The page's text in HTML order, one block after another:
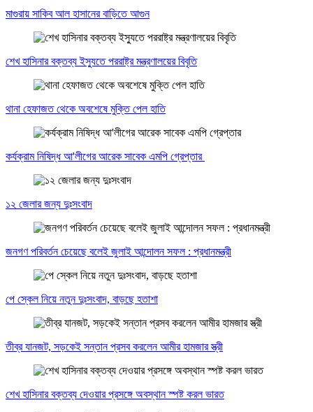
মাগুরায় সাকিব আল হাসানের বাড়িতে আগুন
শেখ হাসিনার বক্তব্য ইস্যুতে পররাষ্ট্র মন্ত্রণালয়ের বিবৃতি
থানা হেফাজত থেকে অবশেষে মুক্তি পেল হাতি
কর্যক্রাম নিষিদ্ধ আ'লীগের আরেক সাবেক এমপি গ্রেপ্তার
১২ জেলার জন্য দুঃসংবাদ
জনগণ পরিবর্তন চেয়েছে বলেই জুলাই আন্দোলন সফল : প্রধানমন্ত্রী
পে স্কেল নিয়ে নতুন দুঃসংবাদ, বাড়ছে হতাশা
তীব্র যানজট, সড়কেই সন্তান প্রসব করলেন আমীর হামজার স্ত্রী
শেখ হাসিনার বক্তব্য দেওয়ার প্রসঙ্গে অবস্থান স্পষ্ট করল ভারত